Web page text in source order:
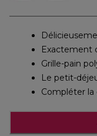
Exactement
Grille-pain
Le petit-
Compléter